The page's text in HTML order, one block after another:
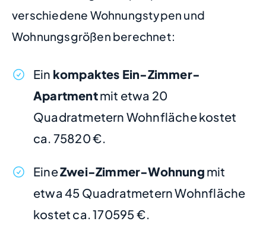
verschiedene Wohnungstypen und
Wohnungsgrößen berechnet:
Ein kompaktes Ein-Zimmer-
Apartmentmit etwa 20
Quadratmetern Wohnfläche kostet
ca. 75820 €.
EineZwei-Zimmer-Wohnung mit
etwa 45 Quadratmetern Wohnfläche
kostet ca. 170595 €.